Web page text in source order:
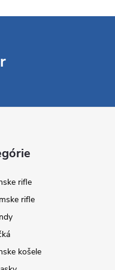
rifle
rifle
košele